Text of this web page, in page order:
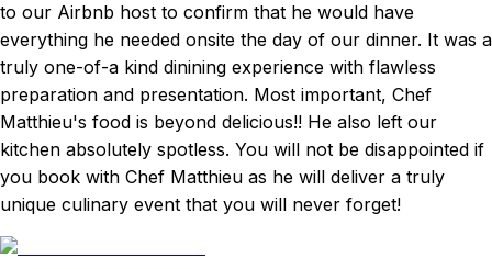
to our Airbnb host to confirm that he would have
everything he needed onsite the day of our dinner. It was a
truly one-of-a kind dinining experience with flawless
preparation and presentation. Most important, Chef
Matthieu's food is beyond delicious!! He also left our
kitchen absolutely spotless. You will not be disappointed if
you book with Chef Matthieu as he will deliver a truly
unique culinary event that you will never forget!